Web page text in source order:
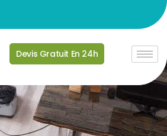
Devis Gratuit En 24h